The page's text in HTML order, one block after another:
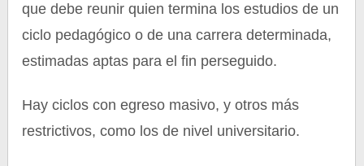
que debe reunir quien termina los estudios de un
ciclo pedagógico o de una carrera determinada,
estimadas aptas para el fin perseguido.
Hay ciclos con egreso masivo, y otros más
restrictivos, como los de nivel universitario.